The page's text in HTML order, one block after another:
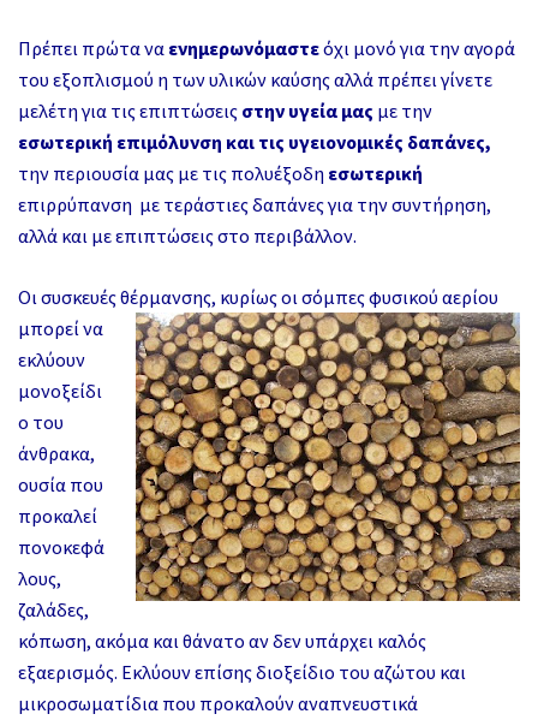
Πρέπει πρώτα να ενημερωνόμαστεόχι μονό για την αγορά
του εξοπλισμού η των υλικών καύσης αλλά πρέπει γίνετε
μελέτη για τις επιπτώσεις στην υγεία μας με την
εσωτερική επιμόλυνση και τις υγειονομικές δαπάνες,
την περιουσία μας με τις πολυέξοδη εσωτερική
επιρρύπανση με τεράστιες δαπάνες για την συντήρηση,
αλλά και με επιπτώσεις στο περιβάλλον.
Οι συσκευές θέρμανσης, κυρίως οι σόμπες φυσικού αερίου
μπορεί να
εκλύουν
μονοξείδι
ο του
άνθρακα,
ουσία που
προκαλεί
πονοκεφά
λους,
ζαλάδες,
κόπωση, ακόμα και θάνατο αν δεν υπάρχει καλός
εξαερισμός. Εκλύουν επίσης διοξείδιο του αζώτου και
μικροσωματίδια που προκαλούν αναπνευστικά